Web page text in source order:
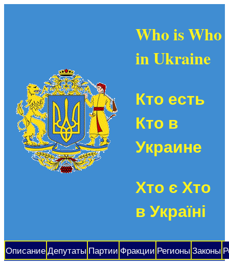
Who is Who
in Ukraine
Кто есть
Кто в
Украине
Хто є Хто
в Україні
Описание Депутаты Партии Фракции Регионы Законы